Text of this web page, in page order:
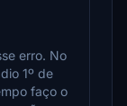
erro. No
1º de
faço o